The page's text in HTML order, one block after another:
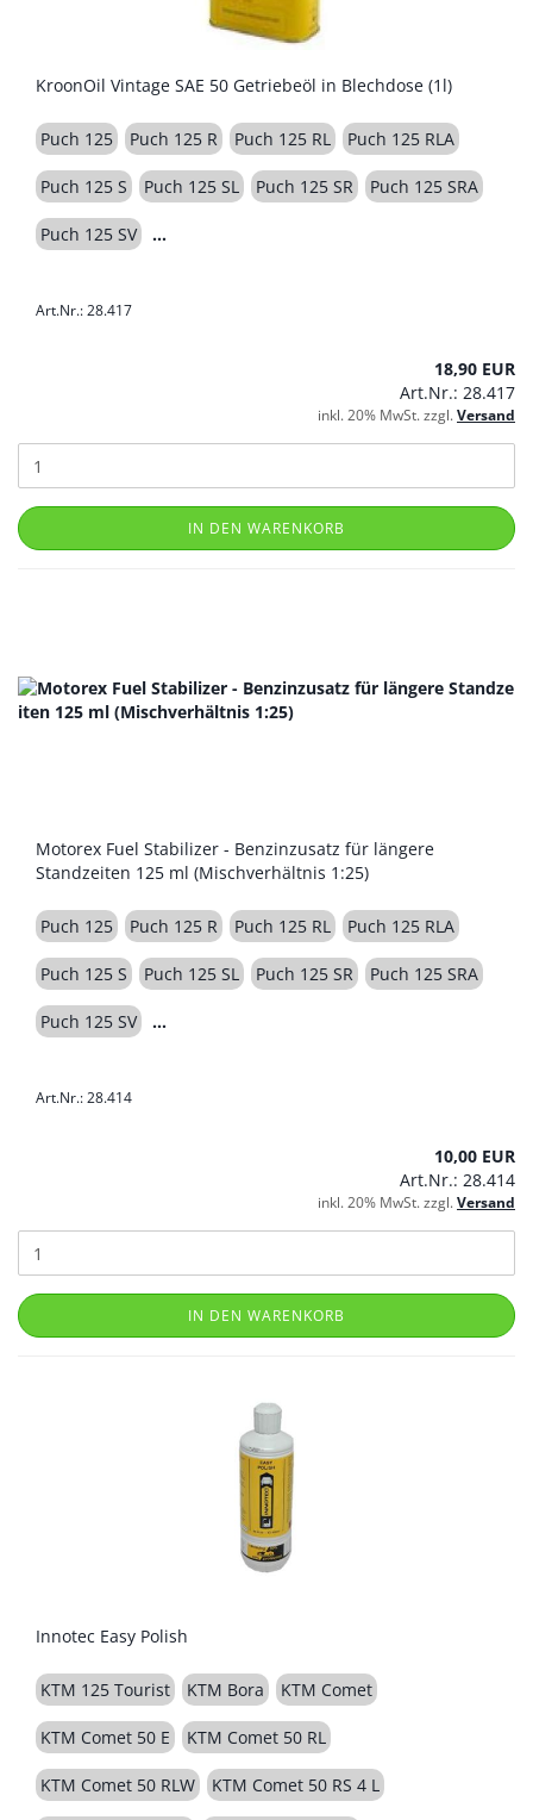
KroonOil Vintage SAE 50 Getriebeöl in Blechdose (1l)
Puch 125 Puch 125 R Puch 125 RL Puch 125 RLA
Puch 125 S Puch 125 SL Puch 125 SR Puch 125 SRA
Puch 125 SV
Art.Nr.: 28.417
18,90 EUR
Art.Nr.: 28.417
inkl. 20% MwSt. zzgl.Versand
IN DEN WARENKORB
Motorex Fuel Stabilizer - Benzinzusatz für längere
Standzeiten 125 ml (Mischverhältnis 1:25)
Puch 125 Puch 125 R Puch 125 RL Puch 125 RLA
Puch 125 S Puch 125 SL Puch 125 SR Puch 125 SRA
Puch 125 SV
Art.Nr.: 28.414
10,00 EUR
Art.Nr.: 28.414
inkl. 20% MwSt. zzgl.Versand
IN DEN WARENKORB
Innotec Easy Polish
KTM 125 Tourist KTM Bora KTM Comet
KTM Comet 50 E KTM Comet 50 RL
KTM Comet 50 RLW KTM Comet 50 RS 4 L